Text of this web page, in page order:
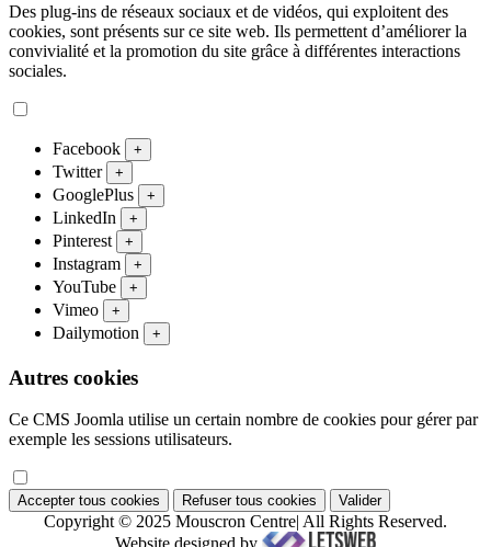
Des plug-ins de réseaux sociaux et de vidéos, qui exploitent des
cookies, sont présents sur ce site web. Ils permettent d’améliorer la
convivialité et la promotion du site grâce à différentes interactions
sociales.
Facebook +
Twitter +
GooglePlus +
LinkedIn +
Pinterest +
Instagram +
YouTube +
Vimeo +
Dailymotion +
Autres cookies
Ce CMS Joomla utilise un certain nombre de cookies pour gérer par
exemple les sessions utilisateurs.
Accepter tous cookies Refuser tous cookies Valider
Copyright © 2025 Mouscron Centre| All Rights Reserved.